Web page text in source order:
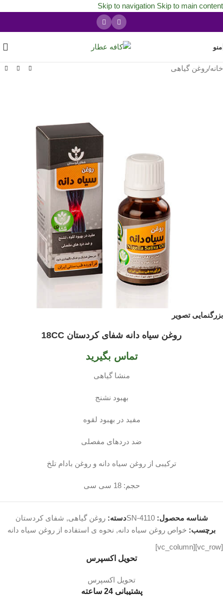
Skip to navigation Skip to main content
منو
خانه/روغن گیاهی
بزرگنمایی تصویر
روغن سیاه دانه شفای کردستان 18CC
تماس بگیرید
منشا گیاهی
بهبود نشنج
مفید در بهبود لقوه
ضد دردهای مفصلی
ترکیبی از روغن سیاه دانه و روغن بادام تلخ
حجم: 18 سی سی
شناسه محصول:SN-4110دسته: روغن گیاهی, شفای کردستان
برچسب: خواص روغن سیاه دانه, نحوه ی استفاده از روغن سیاه دانه
[vc_row][vc_column]
تحویل اکسپرس
تحویل اکسپرس
پشتیبانی 24 ساعته